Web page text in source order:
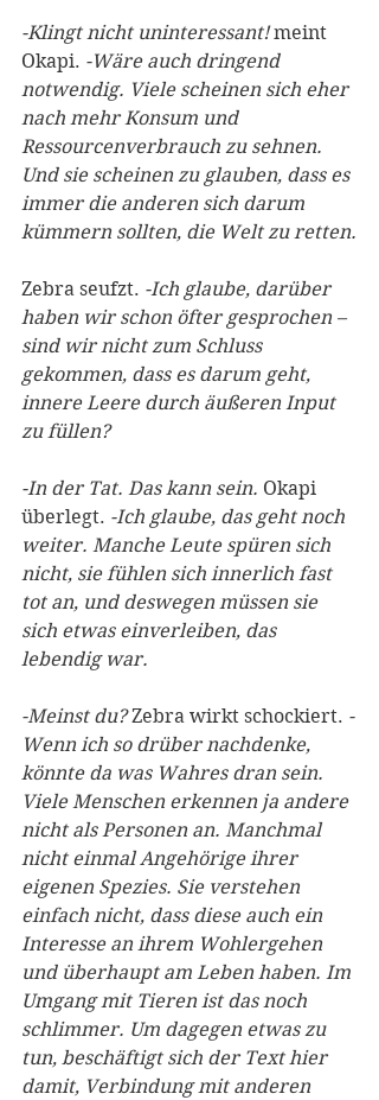
-Klingt nicht uninteressant! meint
Okapi. -Wäre auch dringend
notwendig. Viele scheinen sich eher
nach mehr Konsum und
Ressourcenverbrauch zu sehnen.
Und sie scheinen zu glauben, dass es
immer die anderen sich darum
kümmern sollten, die Welt zu retten.
Zebra seufzt. -Ich glaube, darüber
haben wir schon öfter gesprochen –
sind wir nicht zum Schluss
gekommen, dass es darum geht,
innere Leere durch äußeren Input
zu füllen?
-In der Tat. Das kann sein. Okapi
überlegt. -Ich glaube, das geht noch
weiter. Manche Leute spüren sich
nicht, sie fühlen sich innerlich fast
tot an, und deswegen müssen sie
sich etwas einverleiben, das
lebendig war.
-Meinst du? Zebra wirkt schockiert. -
Wenn ich so drüber nachdenke,
könnte da was Wahres dran sein.
Viele Menschen erkennen ja andere
nicht als Personen an. Manchmal
nicht einmal Angehörige ihrer
eigenen Spezies. Sie verstehen
einfach nicht, dass diese auch ein
Interesse an ihrem Wohlergehen
und überhaupt am Leben haben. Im
Umgang mit Tieren ist das noch
schlimmer. Um dagegen etwas zu
tun, beschäftigt sich der Text hier
damit, Verbindung mit anderen